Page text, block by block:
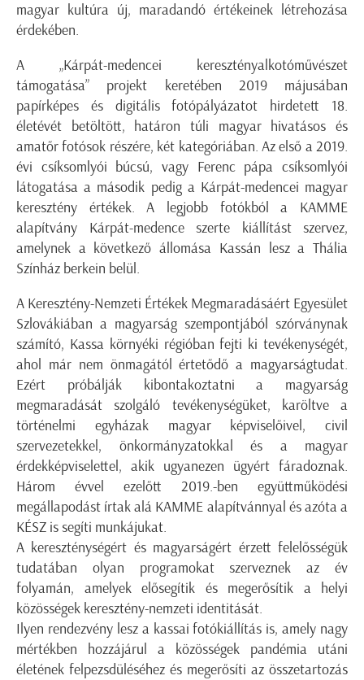
magyar kultúra új, maradandó értékeinek létrehozása
érdekében.
A „Kárpát-medencei keresztényalkotóművészet
támogatása” projekt keretében 2019 májusában
papírképes és digitális fotópályázatot hirdetett 18.
életévét betöltött, határon túli magyar hivatásos és
amatőr fotósok részére, két kategóriában. Az első a 2019.
évi csíksomlyói búcsú, vagy Ferenc pápa csíksomlyói
látogatása a második pedig a Kárpát-medencei magyar
keresztény értékek. A legjobb fotókból a KAMME
alapítvány Kárpát-medence szerte kiállítást szervez,
amelynek a következő állomása Kassán lesz a Thália
Színház berkein belül.
A Keresztény-Nemzeti Értékek Megmaradásáért Egyesület
Szlovákiában a magyarság szempontjából szórványnak
számító, Kassa környéki régióban fejti ki tevékenységét,
ahol már nem önmagától értetődő a magyarságtudat.
Ezért próbálják kibontakoztatni a magyarság
megmaradását szolgáló tevékenységüket, karöltve a
történelmi egyházak magyar képviselőivel, civil
szervezetekkel, önkormányzatokkal és a magyar
érdekképviselettel, akik ugyanezen ügyért fáradoznak.
Három évvel ezelőtt 2019.-ben együttműködési
megállapodást írtak alá KAMME alapítvánnyal és azóta a
KÉSZ is segíti munkájukat.
A kereszténységért és magyarságért érzett felelősségük
tudatában olyan programokat szerveznek az év
folyamán, amelyek elősegítik és megerősítik a helyi
közösségek keresztény-nemzeti identitását.
Ilyen rendezvény lesz a kassai fotókiállítás is, amely nagy
mértékben hozzájárul a közösségek pandémia utáni
életének felpezsdüléséhez és megerősíti az összetartozás